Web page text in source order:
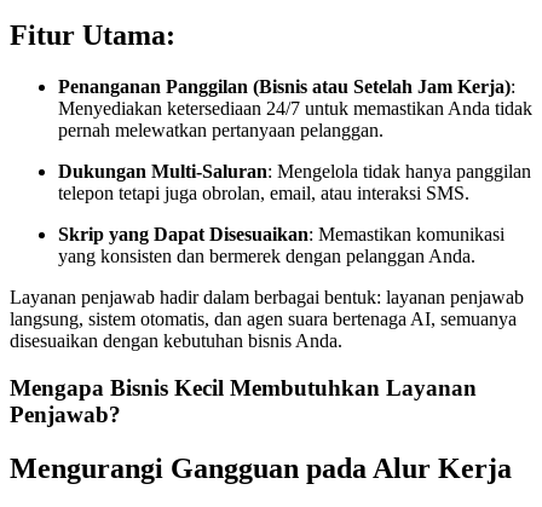
Fitur Utama:
Penanganan Panggilan (Bisnis atau Setelah Jam Kerja):
Menyediakan ketersediaan 24/7 untuk memastikan Anda tidak
pernah melewatkan pertanyaan pelanggan.
Dukungan Multi-Saluran: Mengelola tidak hanya panggilan
telepon tetapi juga obrolan, email, atau interaksi SMS.
Skrip yang Dapat Disesuaikan: Memastikan komunikasi
yang konsisten dan bermerek dengan pelanggan Anda.
Layanan penjawab hadir dalam berbagai bentuk: layanan penjawab
langsung, sistem otomatis, dan agen suara bertenaga AI, semuanya
disesuaikan dengan kebutuhan bisnis Anda.
Mengapa Bisnis Kecil Membutuhkan Layanan
Penjawab?
Mengurangi Gangguan pada Alur Kerja